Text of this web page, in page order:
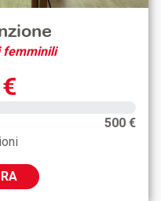
femminili
500 €